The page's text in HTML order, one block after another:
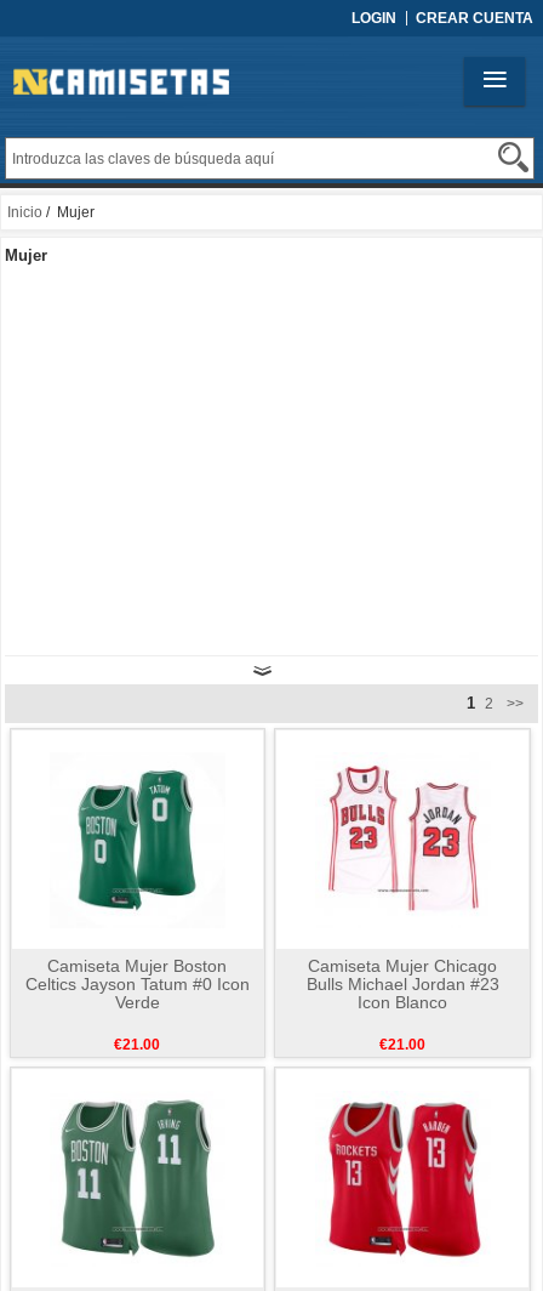
LOGIN CREAR CUENTA
Inicio / Mujer
Mujer
1 2 >>
Camiseta Mujer Boston
Celtics Jayson Tatum #0 Icon
Verde
€21.00
Camiseta Mujer Chicago
Bulls Michael Jordan #23
Icon Blanco
€21.00